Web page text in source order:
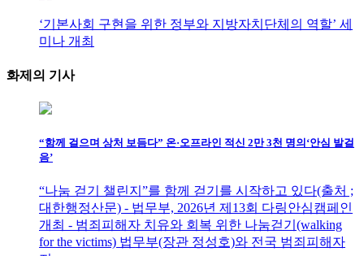
‘기본사회 구현을 위한 정부와 지방자치단체의 역할’ 세
미나 개최
화제의 기사
“함께 걸으며 상처 보듬다” 온·오프라인 적신 2만 3천 명의‘안심 발걸
음’
“나눔 걷기 챌린지”를 함께 걷기를 시작하고 있다(출처 ;
대한행정산문) - 법무부, 2026년 제13회 다링안심캠페인
개최 - 범죄피해자 치유와 회복 위한 나눔걷기(walking
for the victims) 법무부(장관 정성호)와 전국 범죄피해자